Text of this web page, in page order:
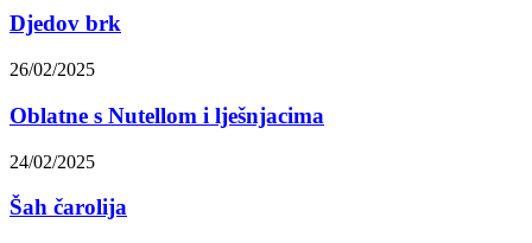
Djedov brk
26/02/2025
Oblatne s Nutellom i lješnjacima
24/02/2025
Šah čarolija